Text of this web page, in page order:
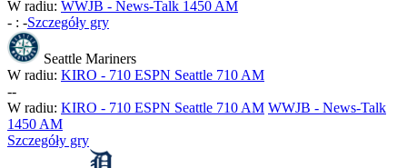
W radiu: WWJB - News-Talk 1450 AM
- : -Szczegóły gry
Seattle Mariners
W radiu: KIRO - 710 ESPN Seattle 710 AM
--
W radiu: KIRO - 710 ESPN Seattle 710 AM WWJB - News-Talk
1450 AM
Szczegóły gry